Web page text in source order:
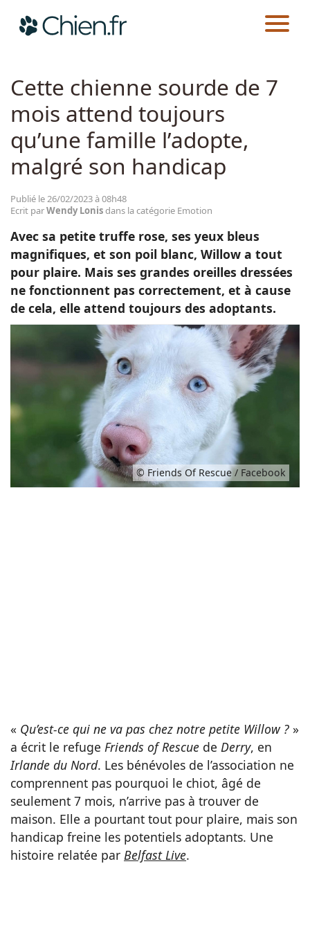
Races
CHIEN.FR ACTUALITÉS
Cette chienne sourde de 7
mois attend toujours
qu’une famille l’adopte,
malgré son handicap
Publié le 26/02/2023 à 08h48
Ecrit parWendy Lonisdans la catégorie Emotion
Avec sa petite truffe rose, ses yeux bleus
magnifiques, et son poil blanc, Willow a tout
pour plaire. Mais ses grandes oreilles dressées
ne fonctionnent pas correctement, et à cause
de cela, elle attend toujours des adoptants.
© Friends Of Rescue / Facebook
« Qu’est-ce qui ne va pas chez notre petite Willow ? »
a écrit le refuge Friends of Rescue de Derry, en
Irlande du Nord. Les bénévoles de l’association ne
comprennent pas pourquoi le chiot, âgé de
seulement 7 mois, n’arrive pas à trouver de
maison. Elle a pourtant tout pour plaire, mais son
handicap freine les potentiels adoptants. Une
histoire relatée par Belfast Live.